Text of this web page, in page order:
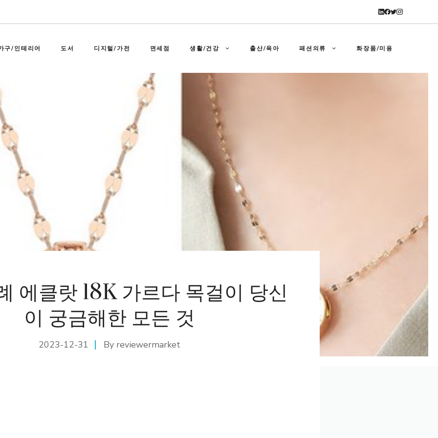
구/인테리어 도서 디지털/가전 면세점 생활/건강 출산/육아 패션의류 화장품/미용
에클랏 18K 가르다 목걸이 당신
이 궁금해한 모든 것
2023-12-31 By reviewermarket